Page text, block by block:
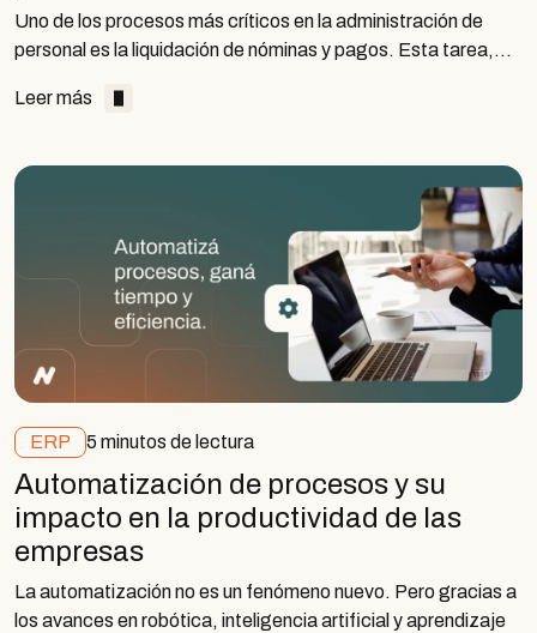
Uno de los procesos más críticos en la administración de
personal es la liquidación de nóminas y pagos. Esta tarea,…
Leer más
ERP 5 minutos de lectura
Automatización de procesos y su
impacto en la productividad de las
empresas
La automatización no es un fenómeno nuevo. Pero gracias a
los avances en robótica, inteligencia artificial y aprendizaje